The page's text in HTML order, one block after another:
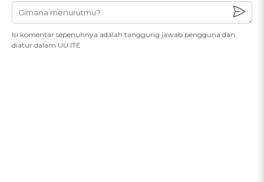
Isi komentar sepenuhnya adalah tanggung jawab pengguna dan
diatur dalam UU ITE